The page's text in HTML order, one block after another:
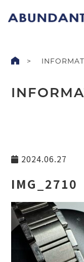
2024.06.27
IMG_2710